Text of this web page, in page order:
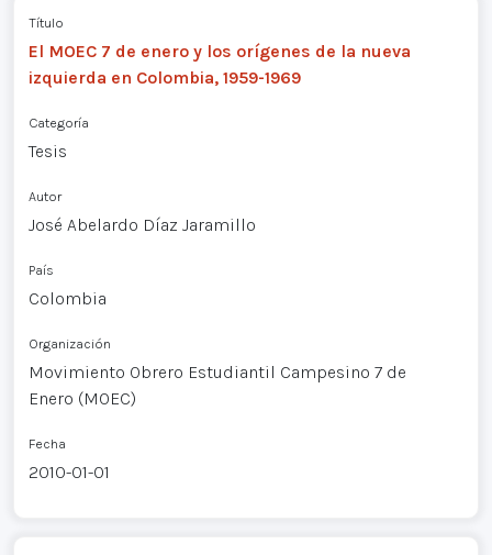
Título
El MOEC 7 de enero y los orígenes de la nueva
izquierda en Colombia, 1959-1969
Categoría
Tesis
Autor
José Abelardo Díaz Jaramillo
País
Colombia
Organización
Movimiento Obrero Estudiantil Campesino 7 de
Enero (MOEC)
Fecha
2010-01-01